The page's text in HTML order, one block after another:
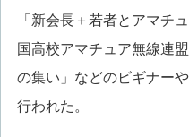
「新会長＋若者とアマチ
国高校アマチュア無線連
の集い」などのビギナー
行われた。